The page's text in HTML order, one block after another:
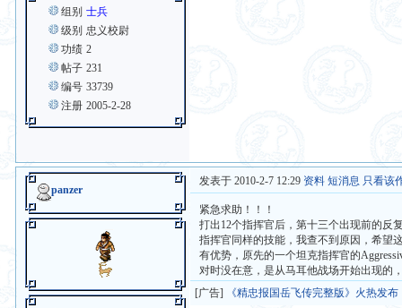
组别 士兵
级别 忠义校尉
功绩 2
帖子 231
编号 33739
注册 2005-2-28
panzer
发表于 2010-2-7 12:29 资料 短消息 只看该
紧急求助！！！
打出12个指挥官后，第十三个出现前的反
指挥官同样的技能，我查不到原因，希望
有优势，原先的一个坦克指挥官的
对时没在意，是从马耳他战场开始出现的
[广告]
《精忠报国岳飞传完整版》火热发布